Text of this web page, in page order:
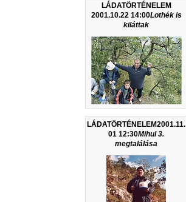
LÁDATÖRTÉNELEM
2001.10.22 14:00Lothék is
kiláttak
LÁDATÖRTÉNELEM2001.11.
01 12:30Mihul 3.
megtalálása